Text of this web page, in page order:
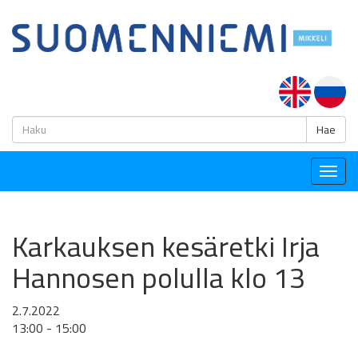
Hae
Karkauksen kesäretki Irja
Hannosen polulla klo 13
2.7.2022
13:00 - 15:00